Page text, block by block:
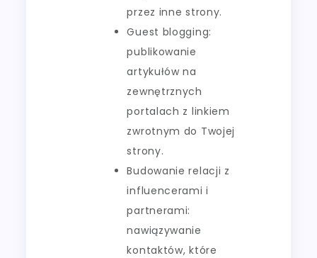
przez inne strony.
Guest blogging:
publikowanie
artykułów na
zewnętrznych
portalach z linkiem
zwrotnym do Twojej
strony.
Budowanie relacji z
influencerami i
partnerami:
nawiązywanie
kontaktów, które